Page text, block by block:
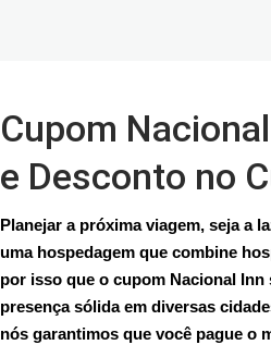
Cupom
e Desconto no
Planejar a próxima viagem, seja a
uma hospedagem que combine
por isso que o cupom Nacional
presença sólida em diversas
nós garantimos que você pague o